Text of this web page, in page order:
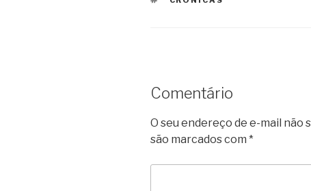
Comentário
O seu endereço de e-mail não
são marcados com *